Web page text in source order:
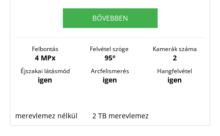
BŐVEBBEN
Felbontás
4 MPx
Felvétel szöge
95°
Kamerák száma
2
Éjszakai látásmód
igen
Arcfelismerés
igen
Hangfelvétel
igen
merevlemez nélkül 2 TB merevlemez